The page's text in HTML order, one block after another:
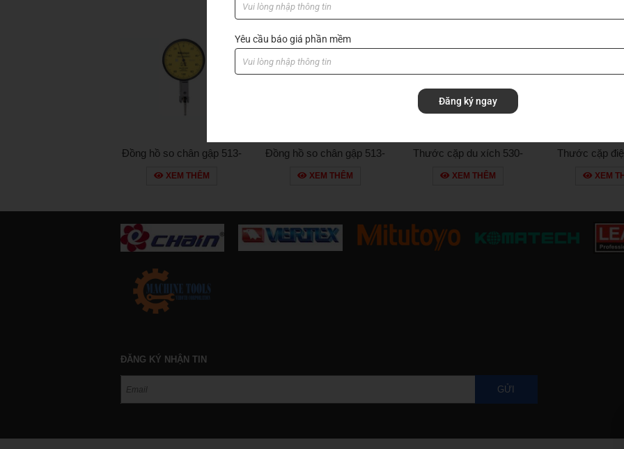
Đồng hồ so chân gập 513-
XEM THÊM
Đồng hồ so chân gập 513-
XEM THÊM
Thước cặp du xích 530-
XEM THÊM
Thước cặp
XEM
ĐĂNG KÝ NHẬN TIN
GỬI
Yêu cầu báo giá phần mềm
Đăng ký ngay